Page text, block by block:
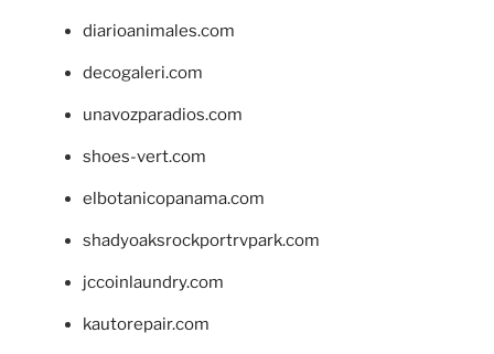
diarioanimales.com
decogaleri.com
unavozparadios.com
shoes-vert.com
elbotanicopanama.com
shadyoaksrockportrvpark.com
jccoinlaundry.com
kautorepair.com